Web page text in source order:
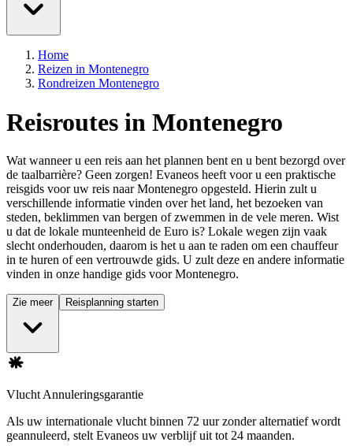
Home
Reizen in Montenegro
Rondreizen Montenegro
Reisroutes in Montenegro
Wat wanneer u een reis aan het plannen bent en u bent bezorgd over
de taalbarrière? Geen zorgen! Evaneos heeft voor u een praktische
reisgids voor uw reis naar Montenegro opgesteld. Hierin zult u
verschillende informatie vinden over het land, het bezoeken van
steden, beklimmen van bergen of zwemmen in de vele meren. Wist
u dat de lokale munteenheid de Euro is? Lokale wegen zijn vaak
slecht onderhouden, daarom is het u aan te raden om een chauffeur
in te huren of een vertrouwde gids. U zult deze en andere informatie
vinden in onze handige gids voor Montenegro.
Zie meer Reisplanning starten
Vlucht Annuleringsgarantie
Als uw internationale vlucht binnen 72 uur zonder alternatief wordt
geannuleerd, stelt Evaneos uw verblijf uit tot 24 maanden.